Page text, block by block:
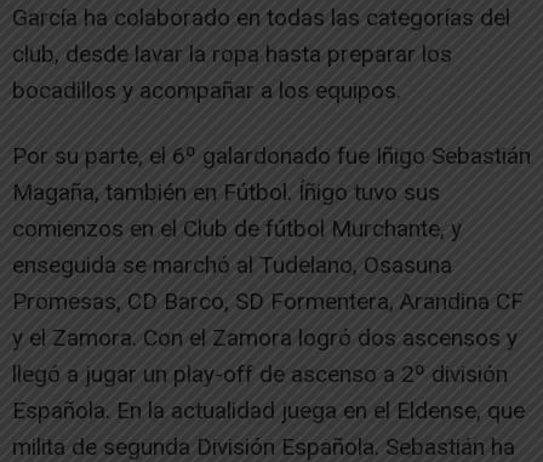
García ha colaborado en todas las categorías del
club, desde lavar la ropa hasta preparar los
bocadillos y acompañar a los equipos.
Por su parte, el 6º galardonado fue Iñigo Sebastián
Magaña, también en Fútbol. Íñigo tuvo sus
comienzos en el Club de fútbol Murchante, y
enseguida se marchó al Tudelano, Osasuna
Promesas, CD Barco, SD Formentera, Arandina CF
y el Zamora. Con el Zamora logró dos ascensos y
llegó a jugar un play-off de ascenso a 2º división
Española. En la actualidad juega en el Eldense, que
milita de segunda División Española. Sebastián ha